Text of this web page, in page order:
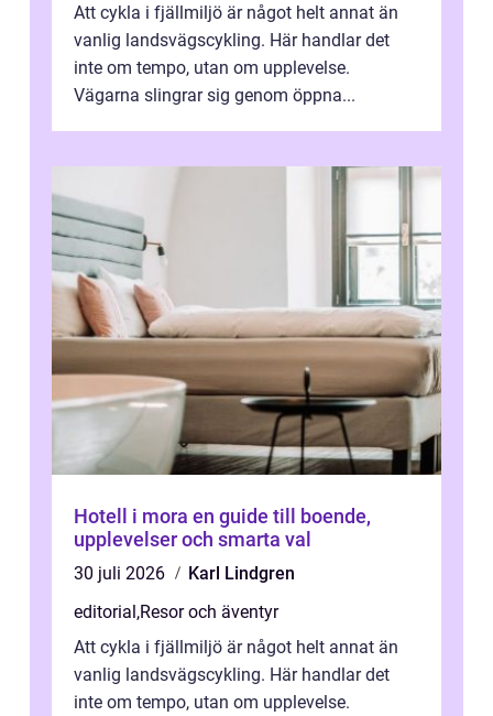
Att cykla i fjällmiljö är något helt annat än
vanlig landsvägscykling. Här handlar det
inte om tempo, utan om upplevelse.
Vägarna slingrar sig genom öppna...
Hotell i mora en guide till boende,
upplevelser och smarta val
30 juli 2026
Karl Lindgren
editorial,Resor och äventyr
Att cykla i fjällmiljö är något helt annat än
vanlig landsvägscykling. Här handlar det
inte om tempo, utan om upplevelse.